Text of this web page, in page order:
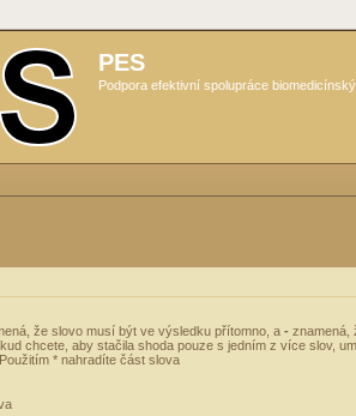
PES
Podpora efektivní spolupráce
že slovo musí být ve výsledku přítomno, a - znamená,
chcete, aby stačila shoda pouze s jedním z více slov,
. Použitím * nahradíte část slova